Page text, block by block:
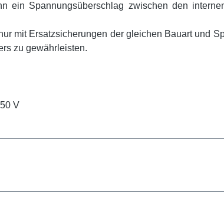
ein Spannungsüberschlag zwischen den
mit Ersatzsicherungen der gleichen Bauart und
zu gewährleisten.
V